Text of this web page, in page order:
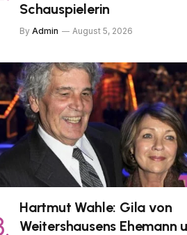
Schauspielerin
By Admin August 5, 2026
Hartmut Wahle: Gila von
Weitershausens Ehemann